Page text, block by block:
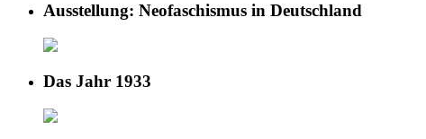
Ausstellung: Neofaschismus in Deutschland
Das Jahr 1933